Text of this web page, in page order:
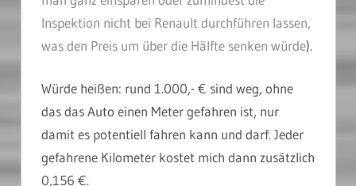
Inspektion nicht bei Renault durchführen lassen,
was den Preis um über die Hälfte senken würde).
Würde heißen: rund 1.000,- € sind weg, ohne
das das Auto einen Meter gefahren ist, nur
damit es potentiell fahren kann und darf. Jeder
gefahrene Kilometer kostet mich dann zusätzlich
0,156 €.